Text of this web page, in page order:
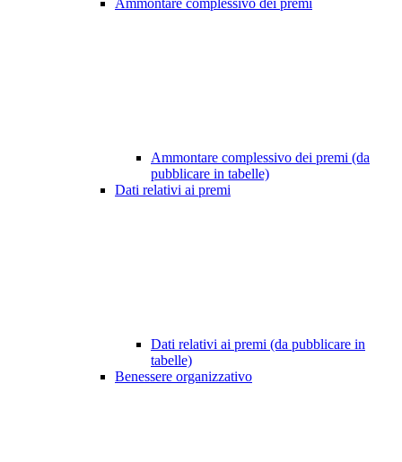
Ammontare complessivo dei premi
Ammontare complessivo dei premi (da
pubblicare in tabelle)
Dati relativi ai premi
Dati relativi ai premi (da pubblicare in
tabelle)
Benessere organizzativo